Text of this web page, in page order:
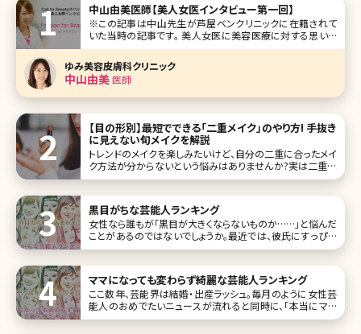
中山由美医師【美人女医インタビュー第一回】
※この記事は中山先生が芦屋ベンクリニックに在籍されて
いた当時の記事です。 美人女医に美容医療に対する思いを
掘り下げて聞く新シリーズです。美容整形、美肌、アンチエイ
ジング、脱毛など女性ならば興味がある分野の医療面での
スペシャリスト、インタビューの第一回は兵庫県芦屋市の芦
屋ベンクリニック勤務の美容皮膚
ゆみ美容皮膚科クリニック
中山由美医師
【目の形別】最短でできる「二重メイク」のやり方! 手抜き
に見えない旬メイクを解説
トレンドのメイクを楽しみたいけど、自分の二重に合ったメイ
ク方法が分からないという悩みはありませんか?実は二重に
は種類があり、奥二重・末広二重・平行二重それぞれの魅力
せたメイクをおさえないと、雑誌のモデルのようなパッチリ可
愛らしい目元をつくるはず
黒目がちな芸能人ランキング
女性なら誰もが「黒目が大きくならないものか……」と悩んだ
ことがあるのではないでしょうか。最近では、彼氏にすっぴん
を見せるのと同じくらい、カラーコンタクトを取った目を見ら
したメイクテクニ
ママになっても変わらず綺麗な芸能人ランキング
ここ数年、芸能界は結婚・出産ラッシュ。毎月のように女性芸
能人のおめでたいニュースが流れると同時に、「本当にママ
になったの!?」と思わせるようなスタイルや以前と変わらない